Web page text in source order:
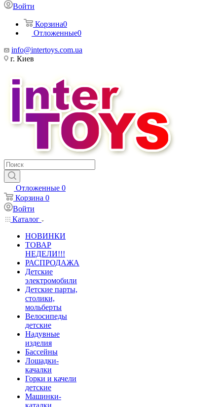
Войти
Корзина0
Отложенные0
info@intertoys.com.ua
г. Киев
Отложенные 0
Корзина 0
Войти
Каталог
НОВИНКИ
ТОВАР
НЕДЕЛИ!!!
РАСПРОДАЖА
Детские
электромобили
Детские парты,
столики,
мольберты
Велосипеды
детские
Надувные
изделия
Бассейны
Лошадки-
качалки
Горки и качели
детские
Машинки-
каталки